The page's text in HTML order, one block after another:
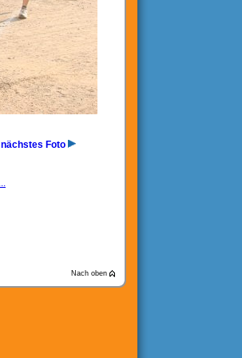
nächstes Foto
Nach oben